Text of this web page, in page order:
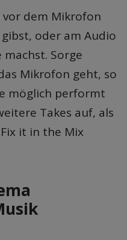
vor dem Mikrofon
oder am Audio
Sorge
Mikrofon geht, so
möglich performt
Takes auf, als
it in the Mix